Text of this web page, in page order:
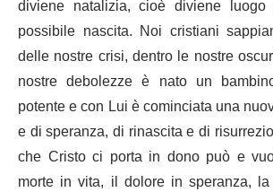
diviene natalizia, cioè diviene
possibile nascita. Noi cristiani
delle nostre crisi, dentro le nostre
nostre debolezze è nato un
potente e con Lui è cominciata una
e di speranza, di rinascita e di
che Cristo ci porta in dono può e
morte in vita, il dolore in speranza,